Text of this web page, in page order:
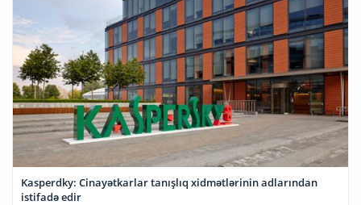
Kasperdky: Cinayətkarlar tanışlıq xidmətlərinin adlarından
istifadə edir